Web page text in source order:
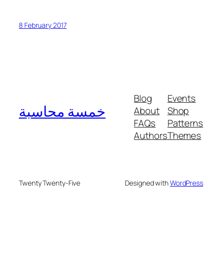
8 February 2017
خمسة محاسبة
Blog
About
FAQs
Authors
Events
Shop
Patterns
Themes
Twenty Twenty-Five Designed withWordPress